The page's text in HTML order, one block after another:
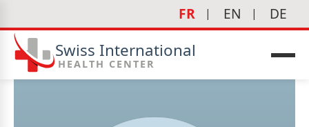
FR EN DE
Swiss International
HEALTH CENTER